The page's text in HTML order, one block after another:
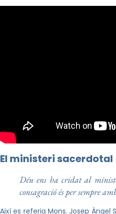
El ministeri sacerdotal
Déu ens ha cridat al
consagració és per sempre
Així es referia Mons. Josep Àngel